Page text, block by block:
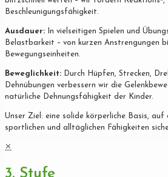
Beschleunigungsfähigkeit.
Ausdauer: In vielseitigen Spielen und
Belastbarkeit – von kurzen Anstrengungen
Bewegungseinheiten.
Beweglichkeit: Durch Hüpfen, Strecken,
Dehnübungen verbessern wir die
natürliche Dehnungsfähigkeit der Kinder.
Unser Ziel: eine solide körperliche Basis, auf
sportlichen und alltäglichen Fähigkeiten
✕
3. Stufe